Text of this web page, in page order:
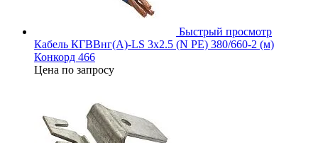
Быстрый просмотр
Кабель КГВВнг(А)-LS 3х2.5 (N PE) 380/660-2 (м)
Конкорд 466
Цена по запросу